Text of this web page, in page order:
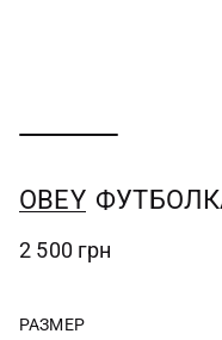
OBEY
2 500 грн
РАЗМЕР